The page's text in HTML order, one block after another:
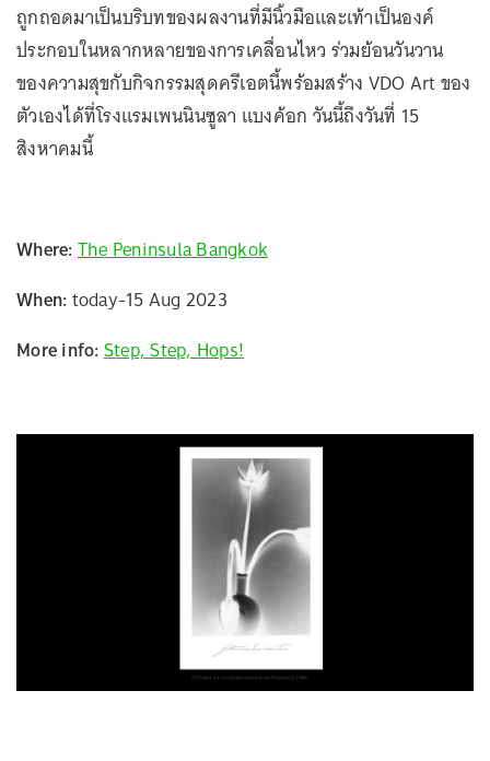
ถูกถอดมาเป็นบริบทของผลงานที่มีนิ้วมือและเท้าเป็นองค์
ประกอบในหลากหลายของการเคลื่อนไหว ร่วมย้อนวันวาน
ของความสุขกับกิจกรรมสุดครีเอตนี้พร้อมสร้าง VDO Art ของ
ตัวเองได้ที่โรงแรมเพนนินซูลา แบงค้อก วันนี้ถึงวันที่ 15
สิงหาคมนี้
Where:The Peninsula Bangkok
When:today-15 Aug 2023
More info:Step, Step, Hops!